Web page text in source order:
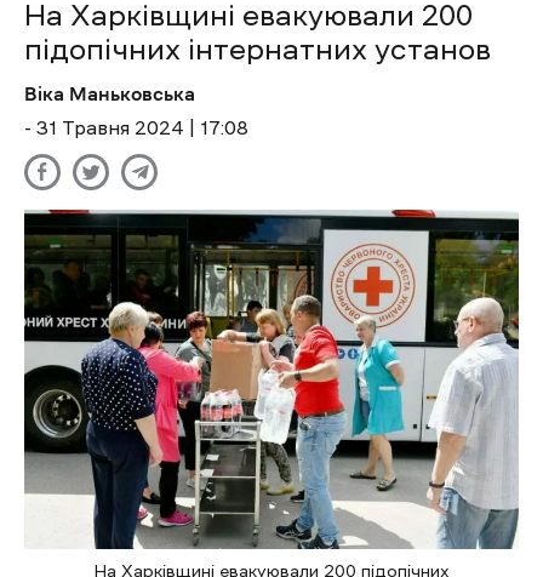
На Харківщині евакуювали 200
підопічних інтернатних установ
Віка Маньковська
- 31 Травня 2024 | 17:08
На Харківщині евакуювали 200 підопічних